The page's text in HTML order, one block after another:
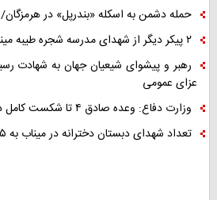
حمله دشمن به اسکله «بندرپل» در هرمزگان/ ۵ شهید و ۴ مجروح
۲ پیکر دیگر از شهدای مدرسه شجره طیبه میناب شناسایی شد
عزای عمومی
وزارت دفاع: وعده صادق ۴ تا شکست کامل دشمن ادامه خواهد داشت
تعداد شهدای دبستان دخترانه در میناب به ۱۶۵ نفر رسید